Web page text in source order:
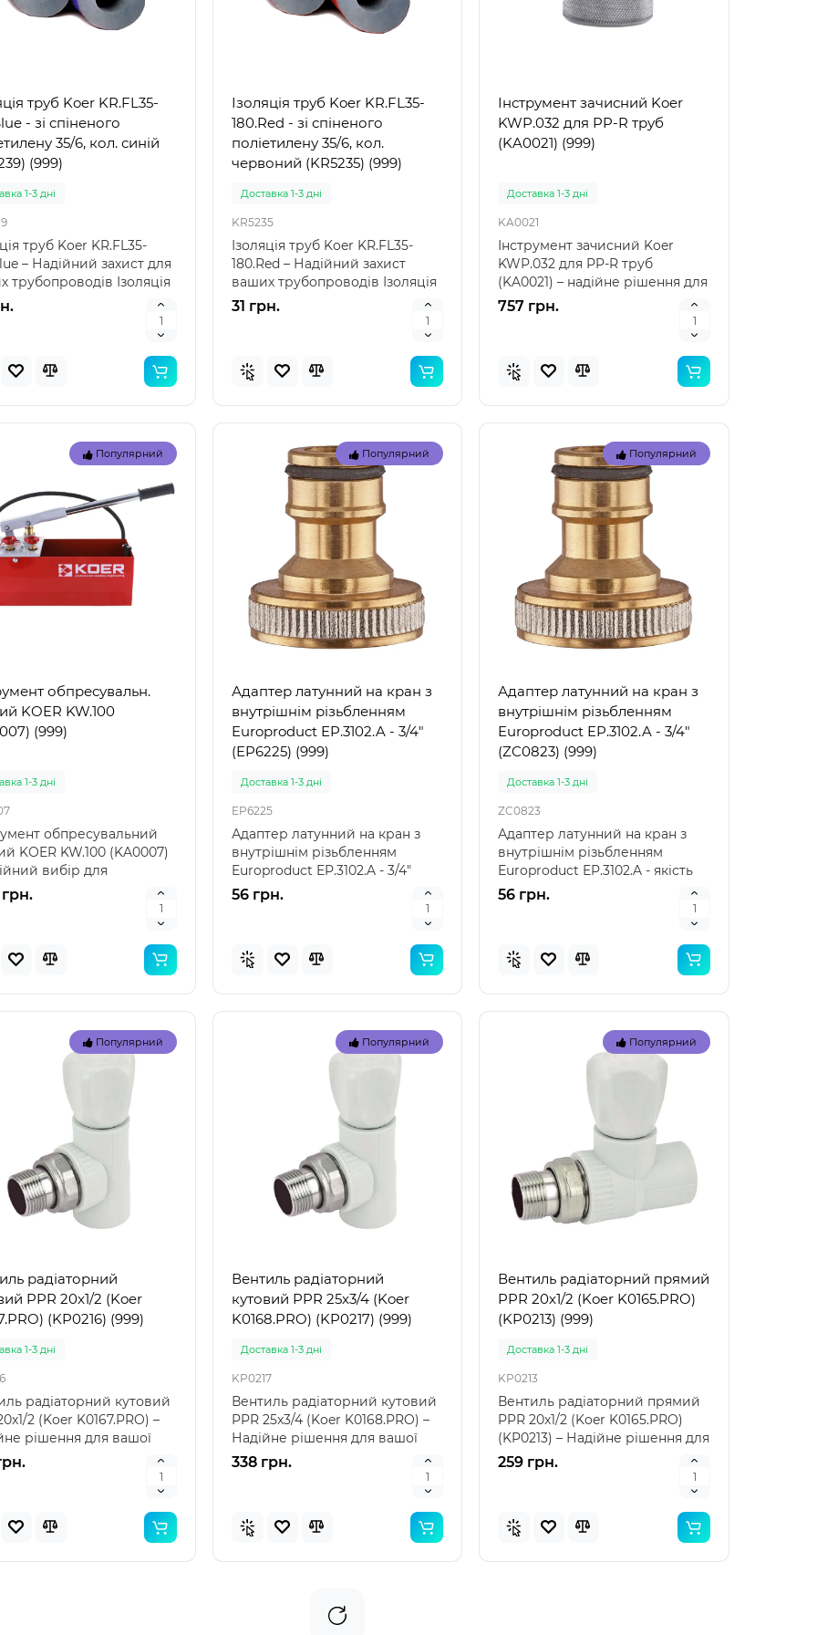
Новинка
(85 x 85 x 23см)
57100 (85 x 85 x 23 см) -
дитячий басейн
Intex 57100 — це
надувн..
Новинка
Intex 29039 - Термо́метр для
Intex 29039 – термометр для
басейнів: точність і надійність
від лідера ринку Intex 29039 –
155 грн.
Новинка
Bestway 32034 (Довжина 51 x
Опис надувного жилета для
плавання Bestway 32034
Bestway 32034 — це якісний
надувний жилет дл..
221 грн.
труб Koer KR.FL35-
- зі спіненого
35/6, кол. синій
(999)
1-3 дні
труб Koer KR.FL35-
– Надійний захист для
трубопроводів Ізоляція
KR..
Ізоляція труб Koer KR.FL35-
180.Red - зі спіненого
поліетилену 35/6, кол.
червоний (KR5235) (999)
Доставка 1-3 дні
KR5235
Ізоляція труб Koer KR.FL35-
180.Red – Надійний захист
ваших трубопроводів Ізоляція
труб Koer KR.FL35..
31 грн.
Інструмент зачисний Koer
KWP.032 для PP-R труб
(KA0021) (999)
Доставка 1-3 дні
KA0021
Інструмент зачисний Koer
KWP.032 для PP-R труб
(KA0021) – надійне рішення для
професійного монтажу ..
757 грн.
Популярний
обпресувальн.
KOER KW.100
(999)
1-3 дні
обпресувальний
KOER KW.100 (KA0007)
вибір для
Інтернет-м..
Популярний
Адаптер латунний на кран з
внутрішнім різьбленням
Europroduct EP.3102.A - 3/4"
(EP6225) (999)
Доставка 1-3 дні
EP6225
Адаптер латунний на кран з
внутрішнім різьбленням
Europroduct EP.3102.A - 3/4"
(EP6225) Адаптер лат..
56 грн.
Популярний
Адаптер латунний на кран з
внутрішнім різьбленням
Europroduct EP.3102.A - 3/4"
(ZC0823) (999)
Доставка 1-3 дні
ZC0823
Адаптер латунний на кран з
внутрішнім різьбленням
Europroduct EP.3102.A - якість
та надійність для в..
56 грн.
Популярний
радіаторний
PPR 20x1/2 (Koer
(KP0216) (999)
1-3 дні
радіаторний кутовий
2 (Koer K0167.PRO) –
рішення для вашої
опалення..
Популярний
Вентиль радіаторний
кутовий PPR 25x3/4 (Koer
K0168.PRO) (KP0217) (999)
Доставка 1-3 дні
KP0217
Вентиль радіаторний кутовий
PPR 25x3/4 (Koer K0168.PRO) –
Надійне рішення для вашої
системи опалення..
338 грн.
Популярний
Вентиль радіаторний прямий
PPR 20x1/2 (Koer K0165.PRO)
(KP0213) (999)
Доставка 1-3 дні
KP0213
Вентиль радіаторний прямий
PPR 20x1/2 (Koer K0165.PRO)
(KP0213) – Надійне рішення для
вашої системи ..
259 грн.